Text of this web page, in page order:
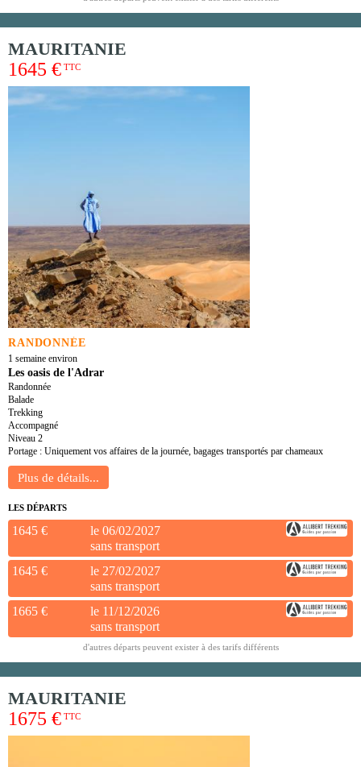
MAURITANIE
1645 € TTC
RANDONNÉE
1 semaine environ
Les oasis de l'Adrar
Randonnée
Balade
Trekking
Accompagné
Niveau 2
Portage : Uniquement vos affaires de la journée, bagages transportés par chameaux
LES DÉPARTS
1645 €
le 06/02/2027
sans transport
1645 €
le 27/02/2027
sans transport
1665 €
le 11/12/2026
sans transport
d'autres départs peuvent exister à des tarifs différents
MAURITANIE
1675 € TTC